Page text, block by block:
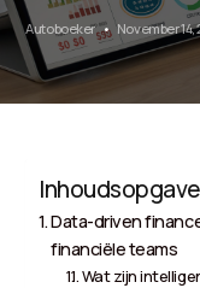
Autoboeker November 14,
Inhoudsopgave
Data-driven
financiële teams
Wat zijn